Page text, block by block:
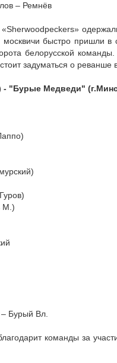
– Ремнёв
«Sherwoodpeckers»
быстро пришли
белорусской
задуматься о реванше
- "Бурые Медведи"
М.)
Бурый Вл.
команды за